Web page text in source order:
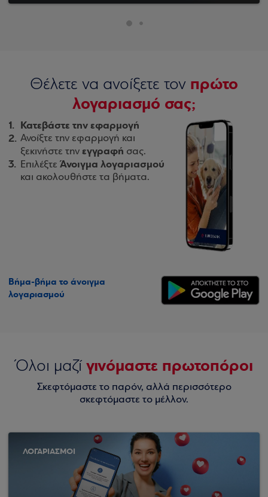
Θέλετε να ανοίξετε τον πρώτο
λογαριασμό σας;
Κατεβάστε την εφαρμογή
Ανοίξτε την εφαρμογή και
ξεκινήστε την εγγραφή σας.
Επιλέξτε Άνοιγμα λογαριασμού
και ακολουθήστε τα βήματα.
Βήμα-βήμα το άνοιγμα
λογαριασμού
Όλοι μαζί γινόμαστε πρωτοπόροι
Σκεφτόμαστε το παρόν, αλλά περισσότερο
σκεφτόμαστε το μέλλον.
ΛΟΓΑΡΙΑΣΜΟΙ